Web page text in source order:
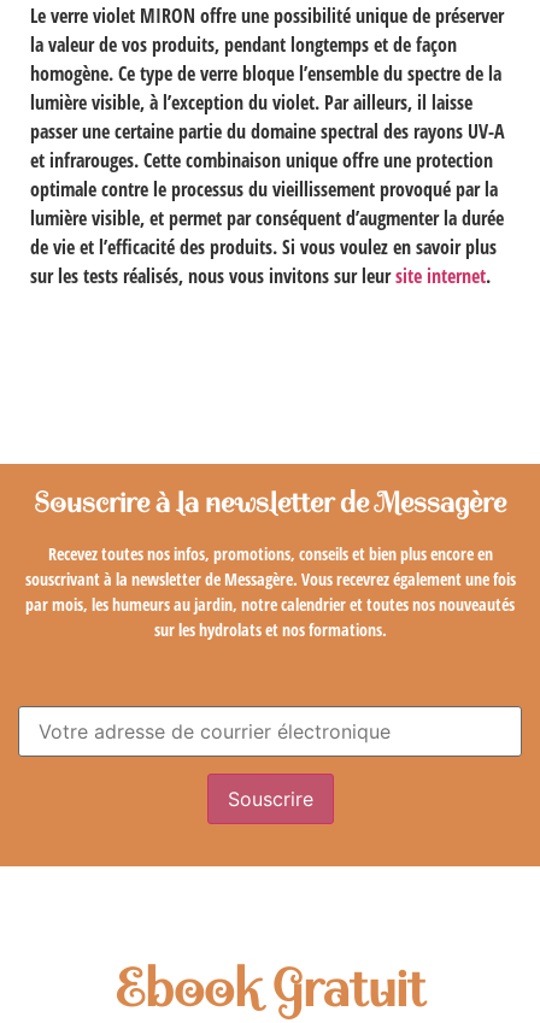
Le verre violet MIRON offre une possibilité unique de préserver
la valeur de vos produits, pendant longtemps et de façon
homogène. Ce type de verre bloque l’ensemble du spectre de la
lumière visible, à l’exception du violet. Par ailleurs, il laisse
passer une certaine partie du domaine spectral des rayons UV-A
et infrarouges. Cette combinaison unique offre une protection
optimale contre le processus du vieillissement provoqué par la
lumière visible, et permet par conséquent d’augmenter la durée
de vie et l’efficacité des produits. Si vous voulez en savoir plus
sur les tests réalisés, nous vous invitons sur leursite internet.
Souscrire à la newsletter de Messagère
Recevez toutes nos infos, promotions, conseils et bien plus encore en
souscrivant à la newsletter de Messagère. Vous recevrez également une fois
par mois, les humeurs au jardin, notre calendrier et toutes nos nouveautés
sur les hydrolats et nos formations.
Ebook Gratuit